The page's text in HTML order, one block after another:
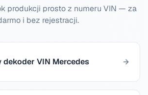
produkcji prosto z numeru VIN — za
i bez rejestracji.
dekoder VIN Mercedes